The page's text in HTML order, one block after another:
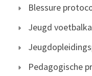
Blessure
Jeugd
Pedagogische